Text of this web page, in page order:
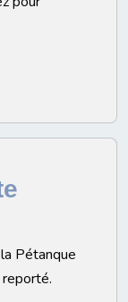
Pétanque